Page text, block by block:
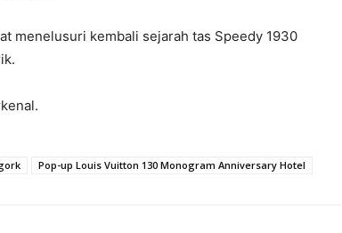
menelusuri kembali sejarah tas Speedy 1930
Pop-up Louis Vuitton 130 Monogram Anniversary Hotel